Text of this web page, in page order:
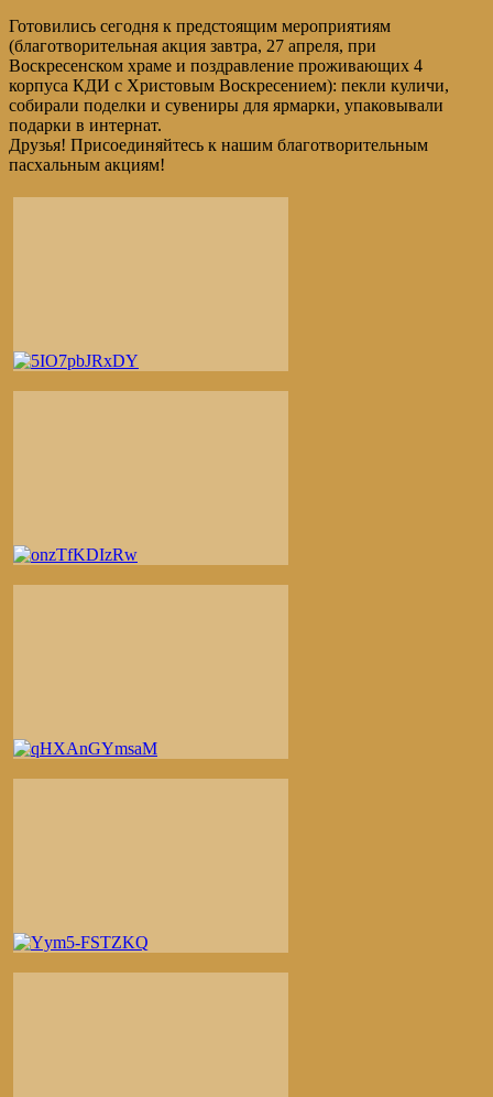
Готовились сегодня к предстоящим мероприятиям
(благотворительная акция завтра, 27 апреля, при
Воскресенском храме и поздравление проживающих 4
корпуса КДИ с Христовым Воскресением): пекли куличи,
собирали поделки и сувениры для ярмарки, упаковывали
подарки в интернат.
Друзья! Присоединяйтесь к нашим благотворительным
пасхальным акциям!